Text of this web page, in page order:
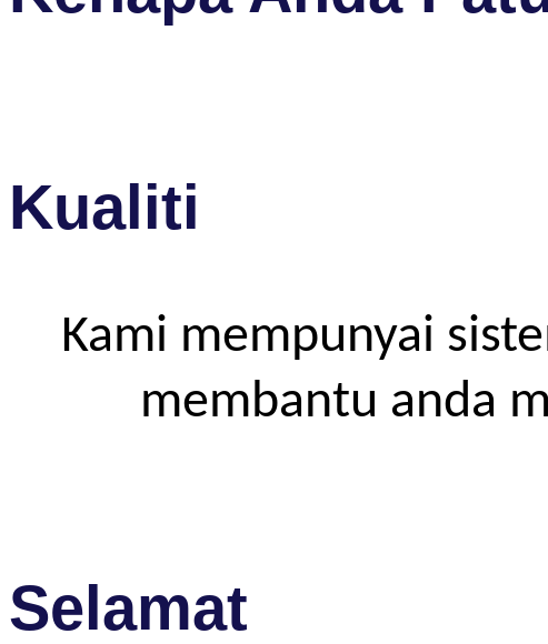
Kualiti
Kami mempunyai
membantu anda
Selamat